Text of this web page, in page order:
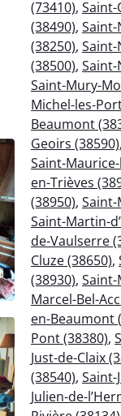
(73410), Saint-
(38490),
(38250),
(38500), Saint-
Saint-Mury-
Michel-les-
Beaumont
Geoirs (38590),
Saint-Maurice-
en-Trièves
(38950), Saint-
Saint-Martin-
de-Vaulserre
Cluze (38650),
(38930), Saint-
Marcel-Bel-
en-Beaumont
Pont (38380),
Just-de-Claix
(38540), Saint-
Julien-de-